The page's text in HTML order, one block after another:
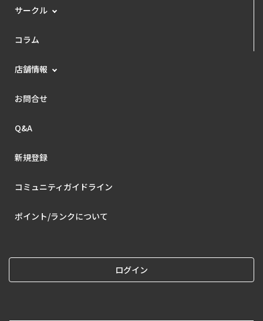
サークル
コラム
店舗情報
お問合せ
Q&A
新規登録
コミュニティガイドライン
ポイント/ランクについて
ログイン